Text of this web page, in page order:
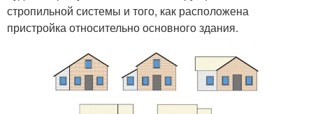
стропильной системы и того, как расположена
пристройка относительно основного здания.